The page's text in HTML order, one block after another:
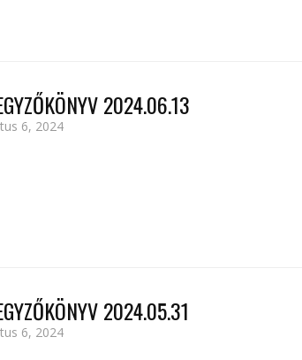
2024.06.13
6, 2024
2024.05.31
6, 2024